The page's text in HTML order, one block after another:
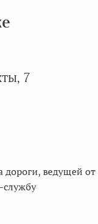
7
дороги, ведущей от
службу